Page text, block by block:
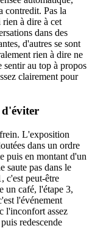
contredit. Pas la
à dire à cet
dans des
d'autres se sont
rien à dire ne
sentir au top à propos
clairement pour
L'exposition
dans un ordre
puis en montant d'un
saute pas dans le
c'est peut-être
un café, l'étape 3,
l'événement
l'inconfort assez
redescende